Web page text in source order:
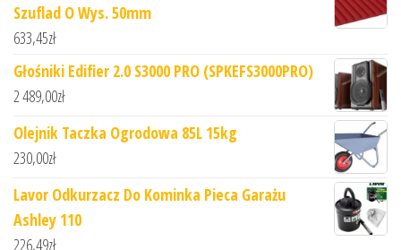
Szuflad O Wys. 50mm
633,45zł
Głośniki Edifier 2.0 S3000 PRO (SPKEFS3000PRO)
2 489,00zł
Olejnik Taczka Ogrodowa 85L 15kg
230,00zł
Lavor Odkurzacz Do Kominka Pieca Garażu
Ashley 110
226,49zł